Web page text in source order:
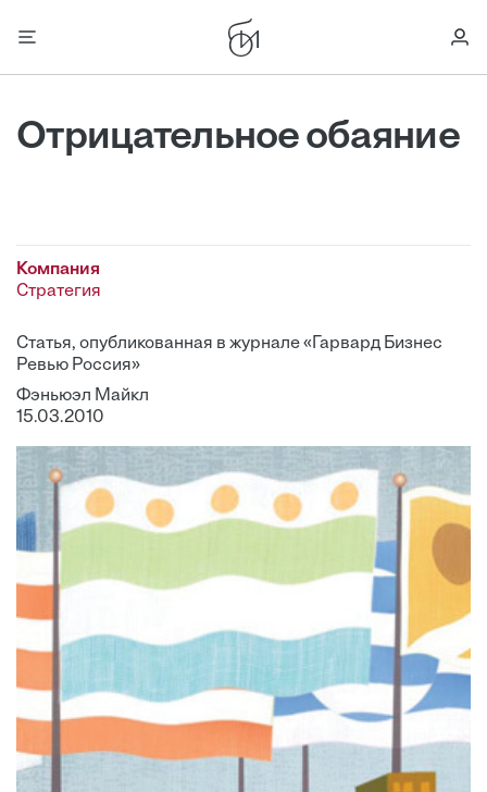
Отрицательное обаяние
Компания
Стратегия
Статья, опубликованная в журнале «Гарвард Бизнес
Ревью Россия»
Фэньюэл Майкл
15.03.2010